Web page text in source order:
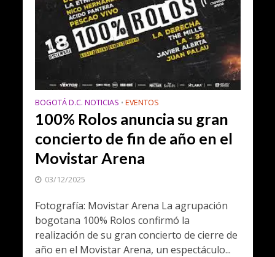
BOGOTÁ D.C. NOTICIAS • EVENTOS
100% Rolos anuncia su gran
concierto de fin de año en el
Movistar Arena
03/12/2025
Fotografía: Movistar Arena La agrupación
bogotana 100% Rolos confirmó la
realización de su gran concierto de cierre de
año en el Movistar Arena, un espectáculo...